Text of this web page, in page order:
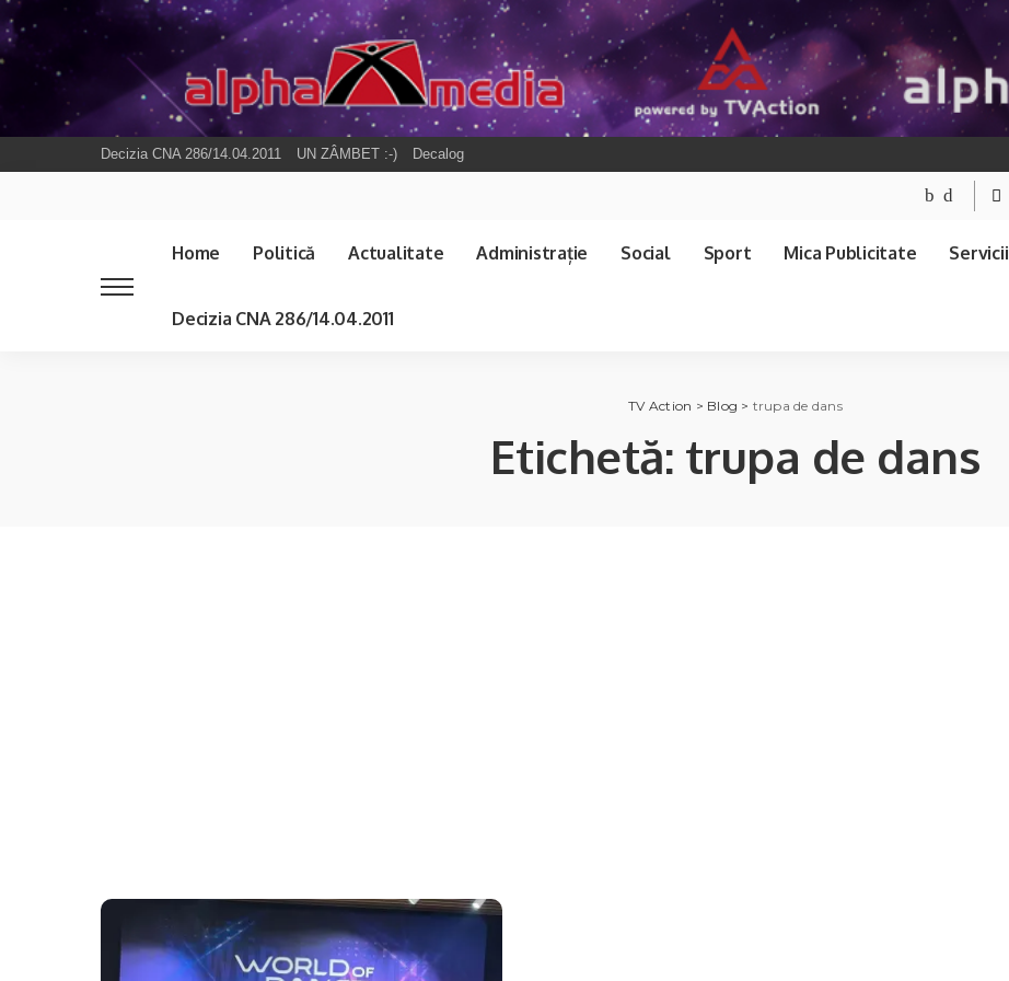
Decizia CNA 286/14.04.2011 UN ZÂMBET :-) Decalog
Home Politică Actualitate Administrație Social Sport Mica Publicitate Servicii
Decizia CNA 286/14.04.2011
TV Action > Blog > trupa de dans
Etichetă: trupa de dans